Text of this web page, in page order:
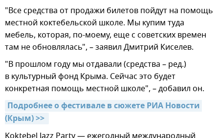
"Все средства от продажи билетов пойдут на помощь
местной коктебельской школе. Мы купим туда
мебель, которая, по-моему, еще с советских времен
там не обновлялась", – заявил Дмитрий Киселев.
"В прошлом году мы отдавали (средства – ред.)
в культурный фонд Крыма. Сейчас это будет
конкретная помощь местной школе", – добавил он.
Подробнее о фестивале в сюжете РИА Новости
(Крым) >>